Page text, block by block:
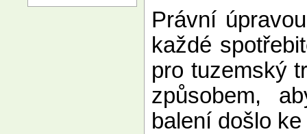
Právní
každé
pro tuzemský
způsobem,
balení došlo